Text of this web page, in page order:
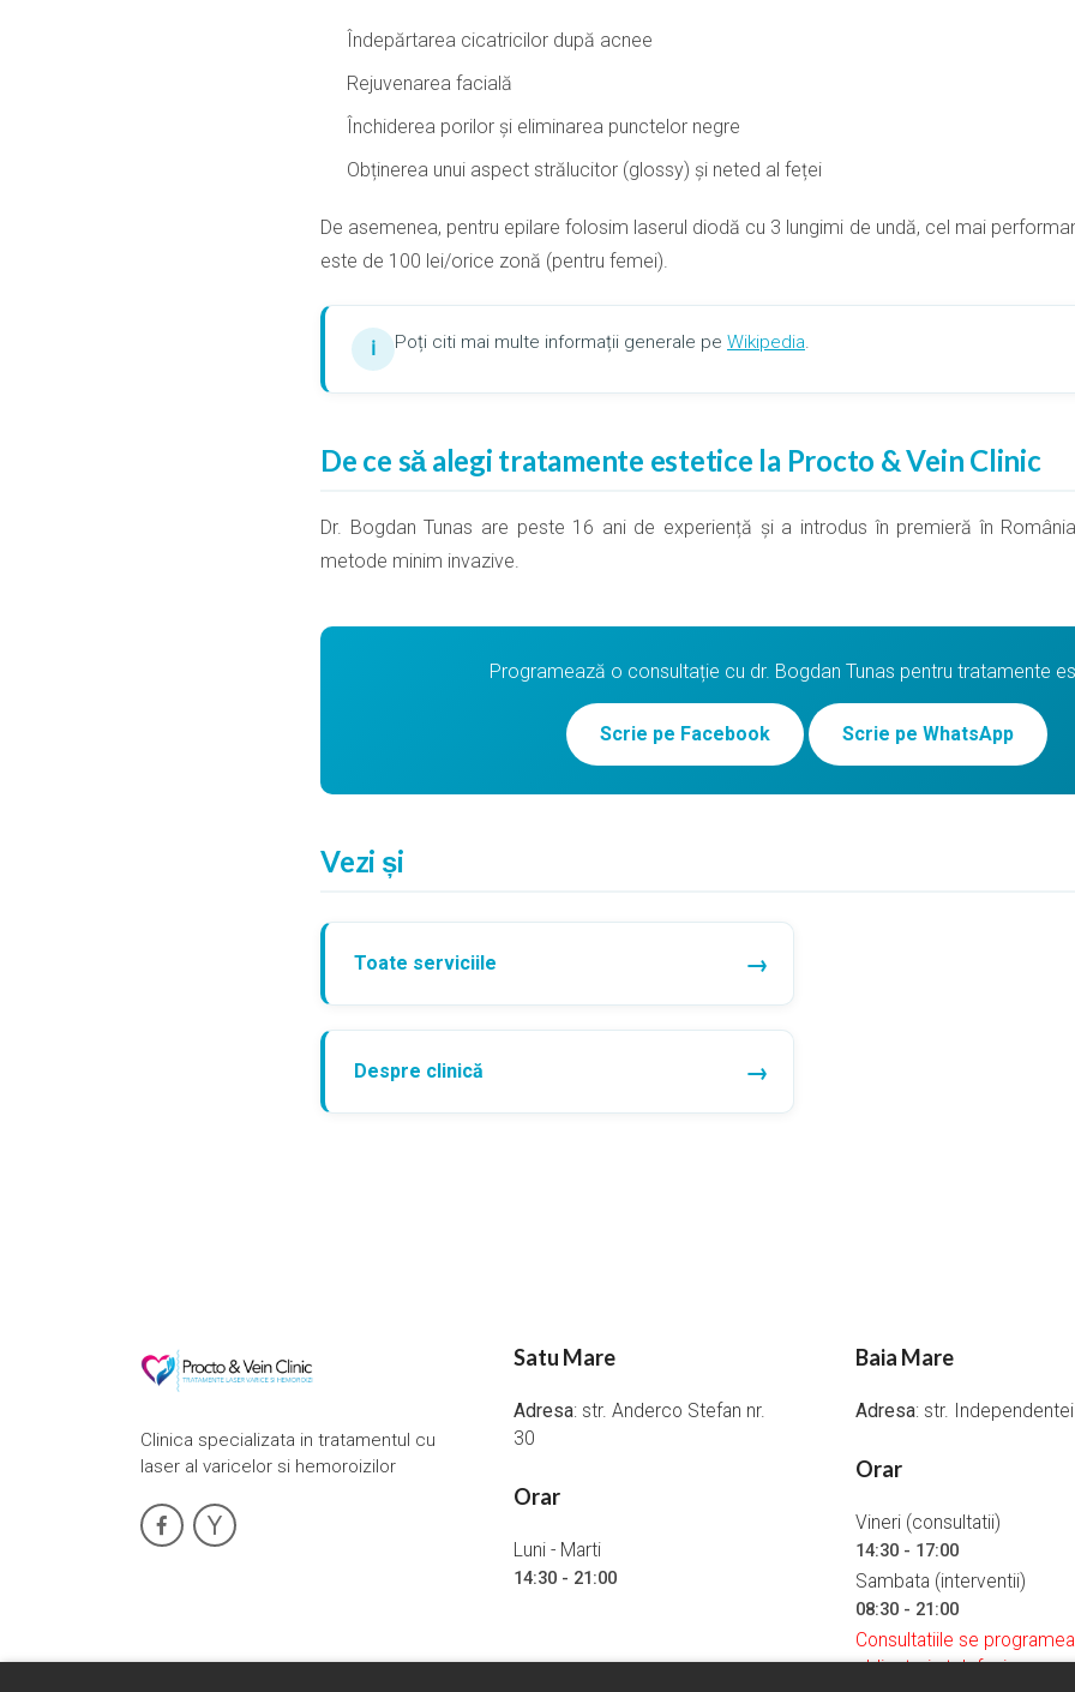
Îndepărtarea cicatricilor după acnee
Rejuvenarea facială
Închiderea porilor și eliminarea punctelor negre
Obținerea unui aspect strălucitor (glossy) și neted al feței
De asemenea, pentru epilare folosim laserul diodă cu 3 lungimi de undă, cel mai
este de 100 lei/orice zonă (pentru femei).
ℹ Poți citi mai multe informații generale pe Wikipedia
De ce să alegi tratamente estetice la Procto & Vein Clinic
Dr. Bogdan Tunas are peste 16 ani de experiență și a introdus în premieră în
metode minim invazive.
Programează o consultație cu dr. Bogdan Tunas pentru tratamente
Scrie pe Facebook Scrie pe WhatsApp
Vezi și
Toate serviciile
Despre clinică
Clinica specializata in tratamentul cu
laser al varicelor si hemoroizilor
Satu Mare
Adresa: str. Anderco Stefan nr.
30
Orar
Luni - Marti
14:30 - 21:00
Baia Mare
Adresa: str.
Orar
Vineri (consultatii)
14:30 - 17:00
Sambata (interventii)
08:30 - 21:00
Consultatiile se
obligatoriu telefonic.